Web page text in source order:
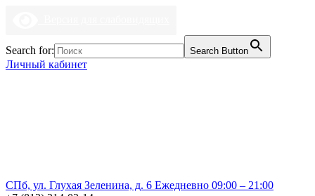
Search for: Search Button
Личный кабинет
СПб, ул. Глухая Зеленина, д. 6 Ежедневно 09:00 – 21:00